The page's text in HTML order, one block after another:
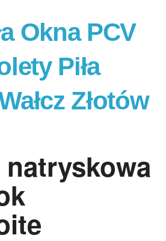
Okna PCV
Piła
Złotów